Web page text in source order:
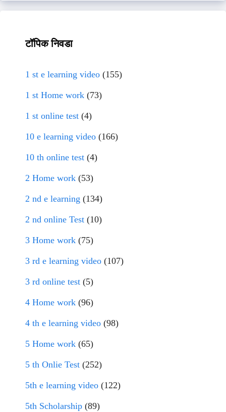
टॉपिक निवडा
1 st e learning video (155)
1 st Home work (73)
1 st online test (4)
10 e learning video (166)
10 th online test (4)
2 Home work (53)
2 nd e learning (134)
2 nd online Test (10)
3 Home work (75)
3 rd e learning video (107)
3 rd online test (5)
4 Home work (96)
4 th e learning video (98)
5 Home work (65)
5 th Onlie Test (252)
5th e learning video (122)
5th Scholarship (89)